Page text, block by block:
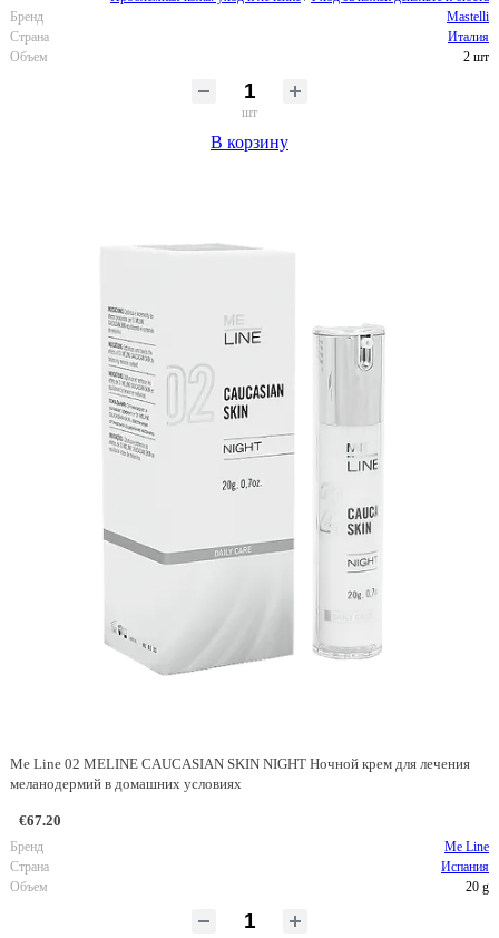
Бренд
Mastelli
Страна
Италия
Объем
2 шт
шт
В корзину
Me Line 02 MELINE CAUCASIAN SKIN NIGHT Ночной крем для лечения
меланодермий в домашних условиях
€67.20
Бренд
Me Line
Страна
Испания
Объем
20 g